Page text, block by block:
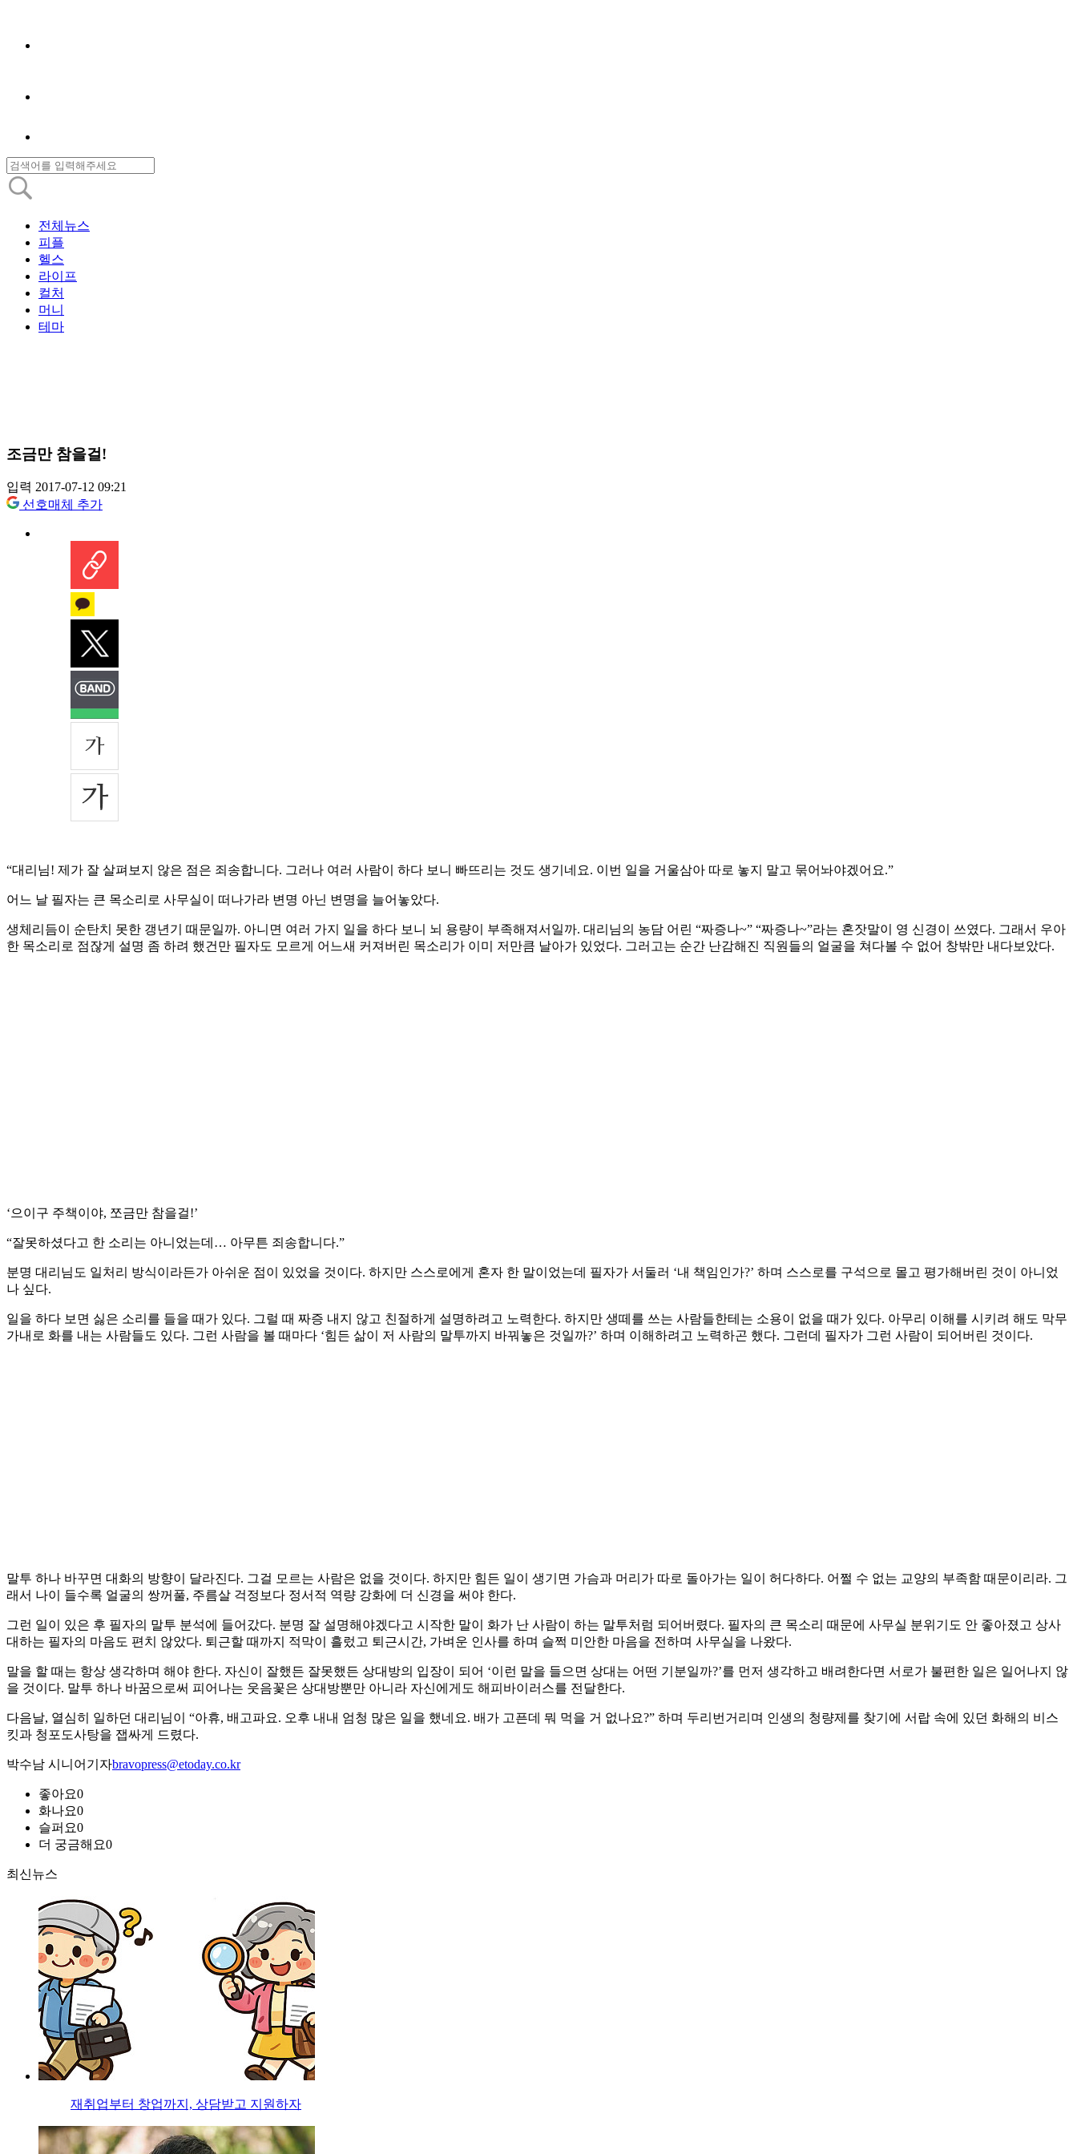
전체뉴스
피플
헬스
라이프
컬처
머니
테마
조금만 참을걸!
입력 2017-07-12 09:21
선호매체 추가
“대리님! 제가 잘 살펴보지 않은 점은 죄송합니다. 그러나 여러 사람이 하다 보니 빠뜨리는 것도 생기네요. 이번 일을 거울삼아 따로 놓지 말고 묶어놔야겠어요.”
어느 날 필자는 큰 목소리로 사무실이 떠나가라 변명 아닌 변명을 늘어놓았다.
생체리듬이 순탄치 못한 갱년기 때문일까. 아니면 여러 가지 일을 하다 보니 뇌 용량이 부족해져서일까. 대리님의 농담 어린 “짜증나~” “짜증나~”라는 혼잣말이 영 신경이 쓰였다. 그래서 우아
한 목소리로 점잖게 설명 좀 하려 했건만 필자도 모르게 어느새 커져버린 목소리가 이미 저만큼 날아가 있었다. 그러고는 순간 난감해진 직원들의 얼굴을 쳐다볼 수 없어 창밖만 내다보았다.
‘으이구 주책이야, 쪼금만 참을걸!’
“잘못하셨다고 한 소리는 아니었는데… 아무튼 죄송합니다.”
분명 대리님도 일처리 방식이라든가 아쉬운 점이 있었을 것이다. 하지만 스스로에게 혼자 한 말이었는데 필자가 서둘러 ‘내 책임인가?’ 하며 스스로를 구석으로 몰고 평가해버린 것이 아니었
나 싶다.
일을 하다 보면 싫은 소리를 들을 때가 있다. 그럴 때 짜증 내지 않고 친절하게 설명하려고 노력한다. 하지만 생떼를 쓰는 사람들한테는 소용이 없을 때가 있다. 아무리 이해를 시키려 해도 막무
가내로 화를 내는 사람들도 있다. 그런 사람을 볼 때마다 ‘힘든 삶이 저 사람의 말투까지 바꿔놓은 것일까?’ 하며 이해하려고 노력하곤 했다. 그런데 필자가 그런 사람이 되어버린 것이다.
말투 하나 바꾸면 대화의 방향이 달라진다. 그걸 모르는 사람은 없을 것이다. 하지만 힘든 일이 생기면 가슴과 머리가 따로 돌아가는 일이 허다하다. 어쩔 수 없는 교양의 부족함 때문이리라. 그
래서 나이 들수록 얼굴의 쌍꺼풀, 주름살 걱정보다 정서적 역량 강화에 더 신경을 써야 한다.
그런 일이 있은 후 필자의 말투 분석에 들어갔다. 분명 잘 설명해야겠다고 시작한 말이 화가 난 사람이 하는 말투처럼 되어버렸다. 필자의 큰 목소리 때문에 사무실 분위기도 안 좋아졌고 상사
대하는 필자의 마음도 편치 않았다. 퇴근할 때까지 적막이 흘렀고 퇴근시간, 가벼운 인사를 하며 슬쩍 미안한 마음을 전하며 사무실을 나왔다.
말을 할 때는 항상 생각하며 해야 한다. 자신이 잘했든 잘못했든 상대방의 입장이 되어 ‘이런 말을 들으면 상대는 어떤 기분일까?’를 먼저 생각하고 배려한다면 서로가 불편한 일은 일어나지 않
을 것이다. 말투 하나 바꿈으로써 피어나는 웃음꽃은 상대방뿐만 아니라 자신에게도 해피바이러스를 전달한다.
다음날, 열심히 일하던 대리님이 “아휴, 배고파요. 오후 내내 엄청 많은 일을 했네요. 배가 고픈데 뭐 먹을 거 없나요?” 하며 두리번거리며 인생의 청량제를 찾기에 서랍 속에 있던 화해의 비스
킷과 청포도사탕을 잽싸게 드렸다.
박수남 시니어기자bravopress@etoday.co.kr
좋아요0
화나요0
슬퍼요0
더 궁금해요0
최신뉴스
재취업부터 창업까지, 상담받고 지원하자